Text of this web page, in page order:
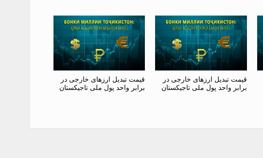
قیمت تبدیل ارزهای خارجی در
برابر واحد پول ملی تاجیکستان
قیمت تبدیل ارزهای خارجی در
برابر واحد پول ملی تاجیکستان